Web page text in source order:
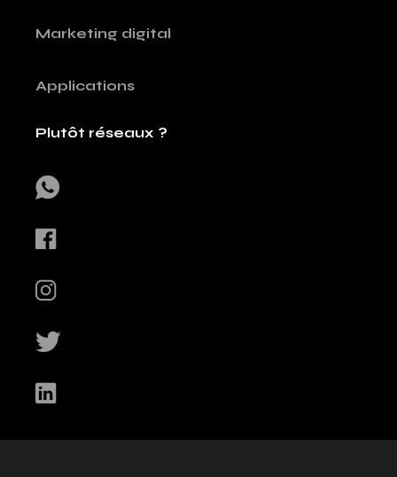
Marketing digital
Applications
Plutôt réseaux ?